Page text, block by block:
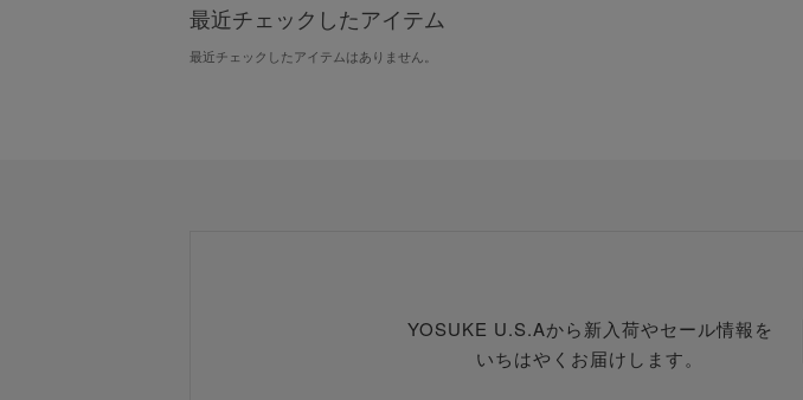
最近チェックしたアイテム
最近チェックしたアイテムはありません。
YOSUKE U.S.Aから新入荷やセール情報を
いちはやくお届けします。